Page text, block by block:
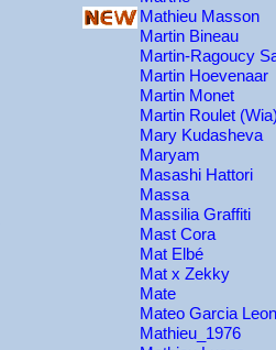
Mathieu Masson
Martin Bineau
Martin-Ragoucy
Martin Hoevenaar
Martin Monet
Martin Roulet
Mary Kudasheva
Maryam
Masashi Hattori
Massa
Massilia Graffiti
Mast Cora
Mat Elbé
Mat x Zekky
Mate
Mateo Garcia Leon
Mathieu_1976